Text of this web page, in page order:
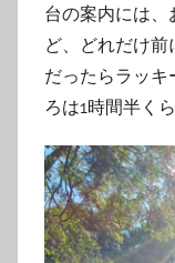
台の案内には、
ど、どれだけ
だったらラッキ
ろは1時間半く